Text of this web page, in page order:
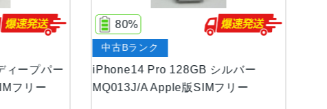
ンOLEDディスプレイ
（最大水深6メートルで最大30分間）
ィープパー
フリー
iPhone14 Pro 128GB シルバー
MQ013J/A Apple版SIMフリー
80%
中古Bランク